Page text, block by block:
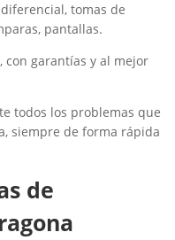
tomas de
pantallas.
con garantías y al mejor
todos los problemas que
siempre de forma rápida
de